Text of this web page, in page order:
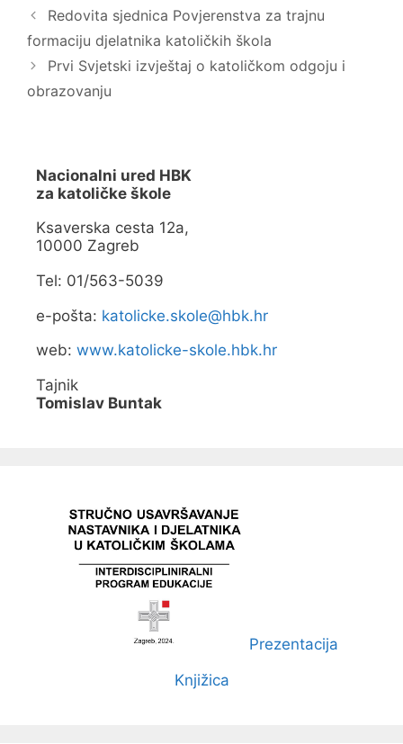
s
u
n
o
v
o
m
r
u
)
k
(
O
t
v
a
r
o
v
o
m
r
o
z
r
u
Redovita sjednica Povjerenstva za trajnu
formaciju djelatnika katoličkih škola
Prvi Svjetski izvještaj o katoličkom odgoju i
obrazovanju
Nacionalni ured HBK
za katoličke škole
Ksaverska cesta 12a,
10000 Zagreb
Tel: 01/563-5039
e-pošta: katolicke.skole@hbk.hr
web: www.katolicke-skole.hbk.hr
Tajnik
Tomislav Buntak
Prezentacija
Knjižica